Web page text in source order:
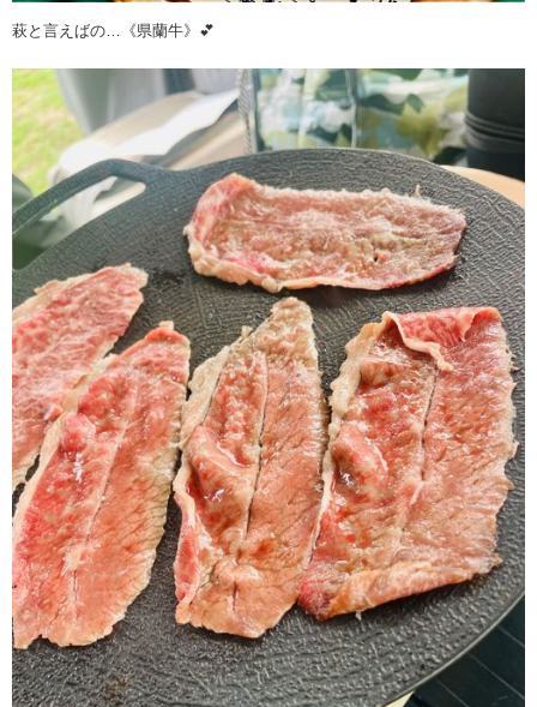
萩と言えばの…《県蘭牛》💕